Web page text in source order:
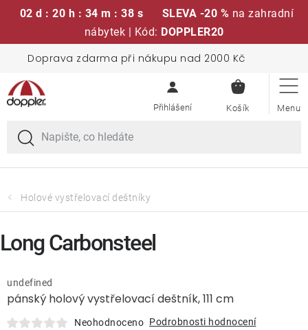
02 d : 20 h : 34 m : 37 s SLEVA -20 % na zahradní
nábytek | Kód: DOPPLER20
obsah
Doprava zdarma při nákupu nad 2000 Kč
KOŠÍK
Sedací soupravy
Slunečníky
Křesla a židle
Holové vystřelovací deštníky
pánský holový vystřelovací deštník, 111 cm
undefined
Neohodnoceno Podrobnosti hodnocení
Long Carbonsteel